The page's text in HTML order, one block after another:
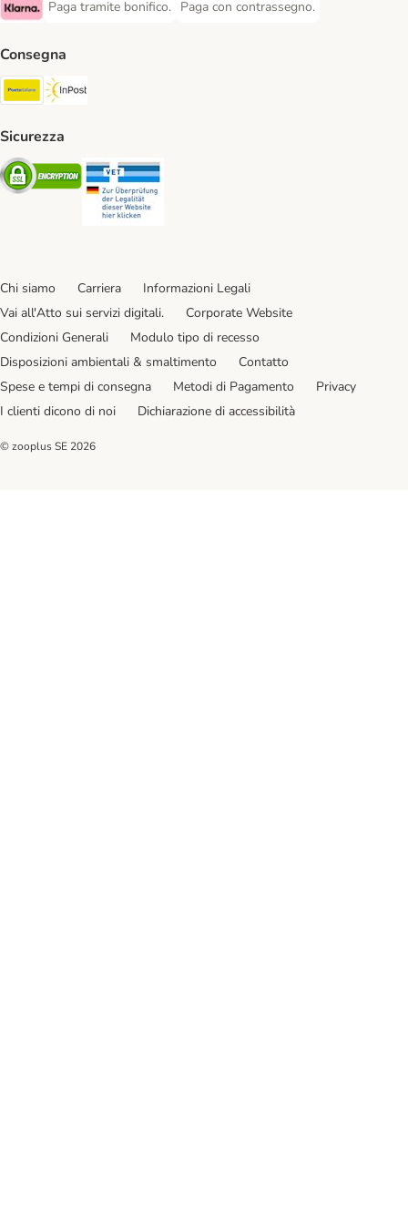
Klarna Payment Method
Paga tramite bonifico.
Paga tramite bonifico. Payment Method
Paga con contrassegno.
Paga con contrassegno. Payment
Consegna
Poste Italiane. Shipping Method
Sicurezza
Security
Chi siamo Carriera
Informazioni Legali
Vai all'Atto sui servizi digitali.
Corporate Website
Condizioni Generali
Modulo tipo di recesso
Disposizioni ambientali & smaltimento
Contatto
Spese e tempi di consegna
Metodi di Pagamento
Privacy
I clienti dicono di noi
Dichiarazione di accessibilità
© zooplus SE 2026